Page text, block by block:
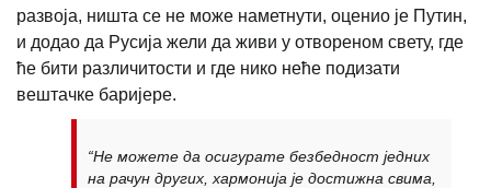
развоја, ништа се не може наметнути, оценио је Путин,
и додао да Русија жели да живи у отвореном свету, где
ће бити различитости и где нико неће подизати
вештачке баријере.
“Не можете да осигурате безбедност једних
на рачун других, хармонија је достижна свима,